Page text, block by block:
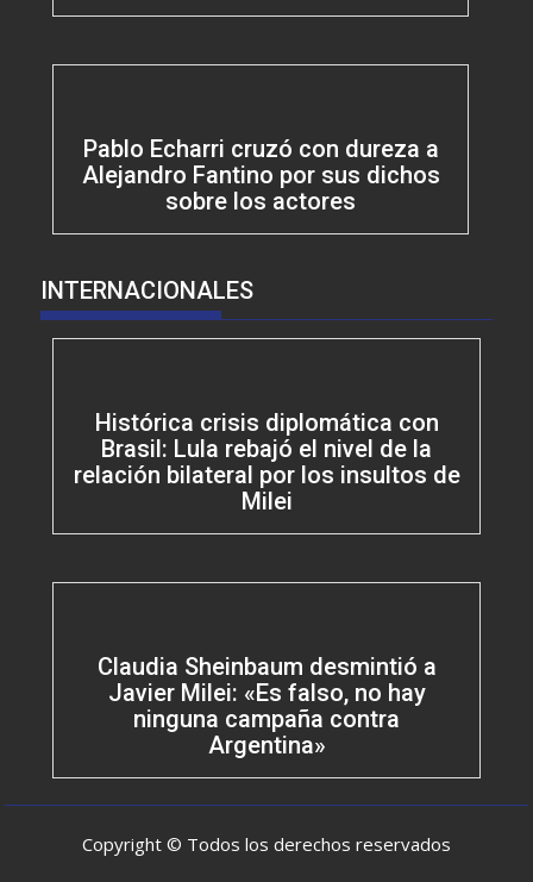
Pablo Echarri cruzó con dureza a
Alejandro Fantino por sus dichos
sobre los actores
INTERNACIONALES
Histórica crisis diplomática con
Brasil: Lula rebajó el nivel de la
relación bilateral por los insultos de
Milei
Claudia Sheinbaum desmintió a
Javier Milei: «Es falso, no hay
ninguna campaña contra
Argentina»
Copyright © Todos los derechos reservados